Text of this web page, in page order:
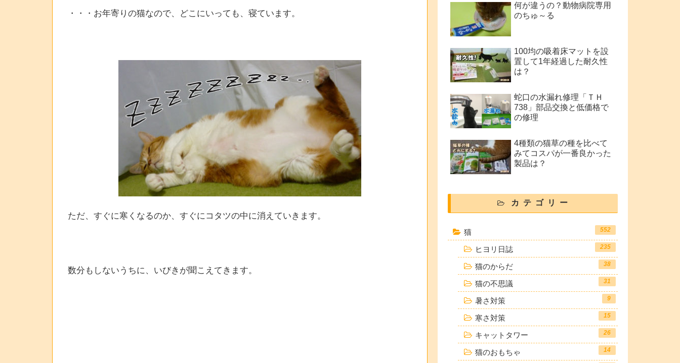
・・・お年寄りの猫なので、どこにいっても、寝ています。
ただ、すぐに寒くなるのか、すぐにコタツの中に消えていきます。
数分もしないうちに、いびきが聞こえてきます。
何が違うの？動物病院専用
のちゅ～る
100均の吸着床マットを設
置して1年経過した耐久性
は？
蛇口の水漏れ修理「ＴＨ
738」部品交換と低価格で
の修理
4種類の猫草の種を比べて
みてコスパが一番良かった
製品は？
カテゴリー
猫 552
ヒヨリ日誌 235
猫のからだ 38
猫の不思議 31
暑さ対策 9
寒さ対策 15
キャットタワー 26
猫のおもちゃ 14